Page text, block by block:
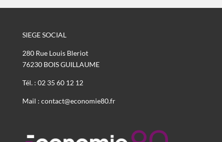
SIEGE SOCIAL
280 Rue Louis Bleriot
76230 BOIS GUILLAUME
Tél. : 02 35 60 12 12
Mail : contact@economie80.fr